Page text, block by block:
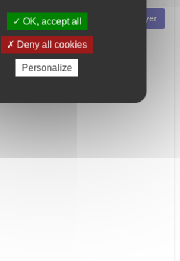
OK, accept all
Deny all cookies
Personalize
Envoyer